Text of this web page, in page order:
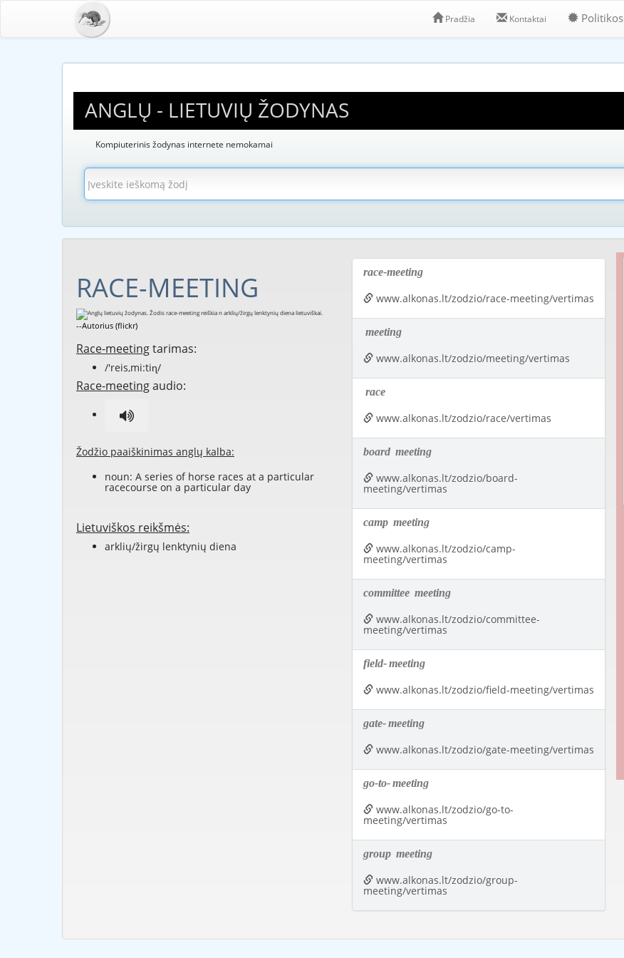
Pradžia Kontaktai Politikos
ANGLŲ - LIETUVIŲ ŽODYNAS
Kompiuterinis žodynas internete nemokamai
RACE-MEETING
--Autorius (flickr)
Race-meetingtarimas:
/'reis,mi:tiɳ/
Race-meetingaudio:
Žodžio paaiškinimas anglų kalba:
noun: A series of horse races at a particular
racecourse on a particular day
Lietuviškos reikšmės:
arklių/žirgų lenktynių diena
race-meeting
www.alkonas.lt/zodzio/race-meeting/vertimas
meeting
www.alkonas.lt/zodzio/meeting/vertimas
race
www.alkonas.lt/zodzio/race/vertimas
board meeting
www.alkonas.lt/zodzio/board-
meeting/vertimas
camp meeting
www.alkonas.lt/zodzio/camp-
meeting/vertimas
committee meeting
www.alkonas.lt/zodzio/committee-
meeting/vertimas
field-meeting
www.alkonas.lt/zodzio/field-meeting/vertimas
gate-meeting
www.alkonas.lt/zodzio/gate-meeting/vertimas
go-to-meeting
www.alkonas.lt/zodzio/go-to-
meeting/vertimas
group meeting
www.alkonas.lt/zodzio/group-
meeting/vertimas